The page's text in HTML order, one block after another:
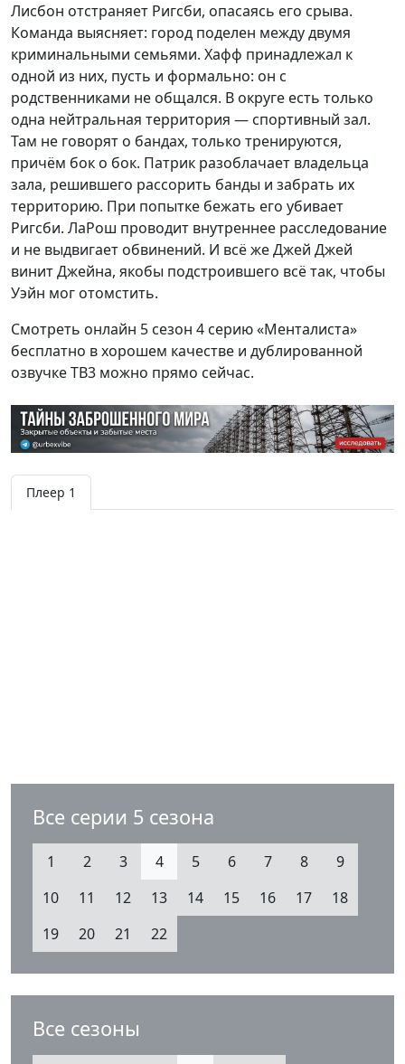
Лисбон отстраняет Ригсби, опасаясь его срыва.
Команда выясняет: город поделен между двумя
криминальными семьями. Хафф принадлежал к
одной из них, пусть и формально: он с
родственниками не общался. В округе есть только
одна нейтральная территория — спортивный зал.
Там не говорят о бандах, только тренируются,
причём бок о бок. Патрик разоблачает владельца
зала, решившего рассорить банды и забрать их
территорию. При попытке бежать его убивает
Ригсби. ЛаРош проводит внутреннее расследование
и не выдвигает обвинений. И всё же Джей Джей
винит Джейна, якобы подстроившего всё так, чтобы
Уэйн мог отомстить.
Смотреть онлайн 5 сезон 4 серию «Менталиста»
бесплатно в хорошем качестве и дублированной
озвучке ТВ3 можно прямо сейчас.
Плеер 1
Все серии 5 сезона
1 2 3 4 5 6 7 8
9
10
11 12 13 14 15 16 17
18
19
20 21 22
Все сезоны